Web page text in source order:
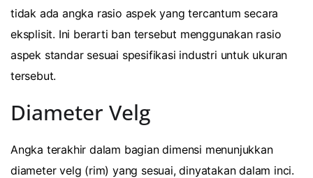
tidak ada angka rasio aspek yang tercantum secara
eksplisit. Ini berarti ban tersebut menggunakan rasio
aspek standar sesuai spesifikasi industri untuk ukuran
tersebut.
Diameter Velg
Angka terakhir dalam bagian dimensi menunjukkan
diameter velg (rim) yang sesuai, dinyatakan dalam inci.